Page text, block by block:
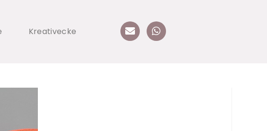
Kreativecke